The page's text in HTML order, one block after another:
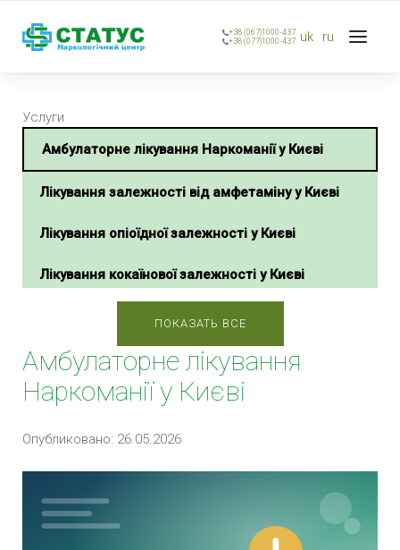
+38 (067)1000-437
+38 (077)1000-437 uk ru
Услуги
Амбулаторне лікування Наркоманії у Києві
Лікування залежності від амфетаміну у Києві
Лікування опіоїдної залежності у Києві
Лікування кокаїнової залежності у Києві
Лікування героїнової залежності у Києві
Лікування наркоманії в стаціонарі у Києві
Методи лікування наркотичної залежності у
Зняття ломки УБОД у Києві
Зняття наркотичної ломки вдома у Києві
ПОКАЗАТЬ ВСЕ
Амбулаторне лікування
Наркоманії у Києві
Опубликовано: 26.05.2026